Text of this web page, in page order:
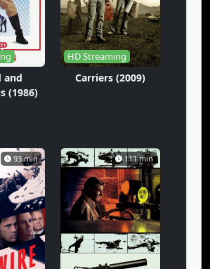
and
(1986)
HD Streaming
Carriers (2009)
93 min 111 min